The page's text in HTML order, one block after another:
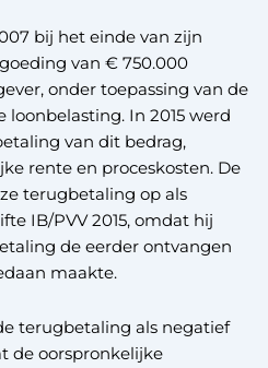
bij het einde van zijn
van € 750.000
onder toepassing van de
In 2015 werd
van dit bedrag,
rente en proceskosten. De
terugbetaling op als
IB/PVV 2015, omdat hij
de eerder ontvangen
maakte.
terugbetaling als negatief
de oorspronkelijke